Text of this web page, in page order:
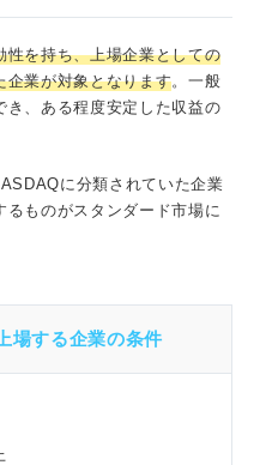
性を持ち、上場企業としての
企業が対象となります。一般
き、ある程度安定した収益の
に分類されていた企業
ものがスタンダード市場に
場する企業の条件